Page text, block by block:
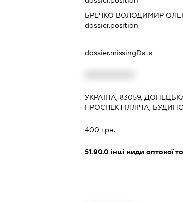
БРЕЧКО ВОЛОДИМИР
dossier.position -
dossier.missingData
УКРАЇНА, 83059,
ПРОСПЕКТ ІЛЛІЧА,
400 грн.
51.90.0 інші види оптової